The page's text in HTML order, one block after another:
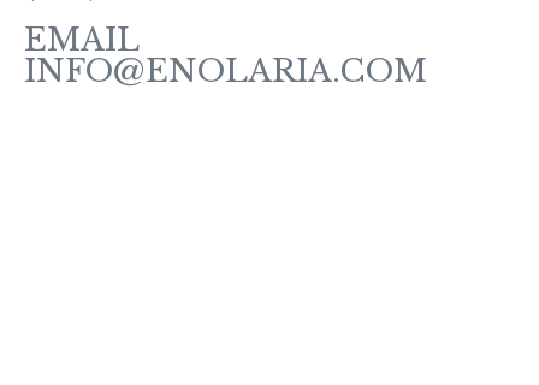
EMAIL
INFO@ENOLARIA.COM